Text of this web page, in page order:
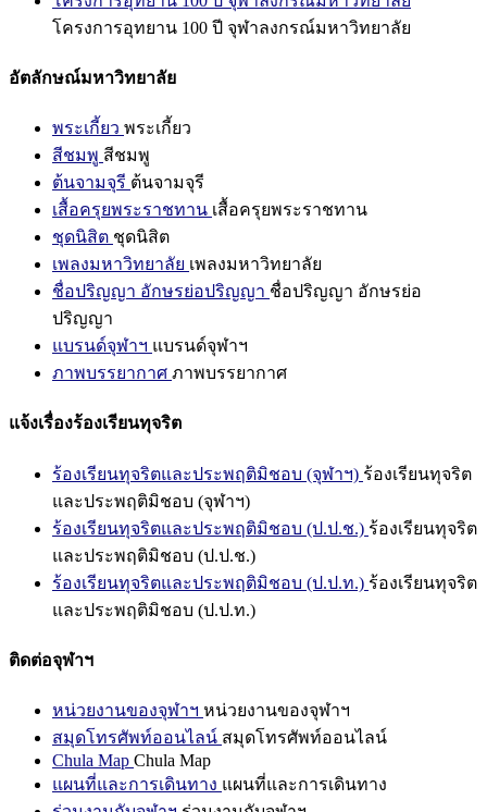
โครงการอุทยาน 100 ปี จุฬาลงกรณ์มหาวิทยาลัย
อัตลักษณ์มหาวิทยาลัย
พระเกี้ยว พระเกี้ยว
สีชมพู สีชมพู
ต้นจามจุรี ต้นจามจุรี
เสื้อครุยพระราชทาน เสื้อครุยพระราชทาน
ชุดนิสิต ชุดนิสิต
เพลงมหาวิทยาลัย เพลงมหาวิทยาลัย
ชื่อปริญญา อักษรย่อปริญญา ชื่อปริญญา อักษรย่อ
ปริญญา
แบรนด์จุฬาฯ แบรนด์จุฬาฯ
ภาพบรรยากาศ ภาพบรรยากาศ
แจ้งเรื่องร้องเรียนทุจริต
ร้องเรียนทุจริตและประพฤติมิชอบ (จุฬาฯ) ร้องเรียนทุจริต
และประพฤติมิชอบ (จุฬาฯ)
ร้องเรียนทุจริตและประพฤติมิชอบ (ป.ป.ช.) ร้องเรียนทุจริต
และประพฤติมิชอบ (ป.ป.ช.)
ร้องเรียนทุจริตและประพฤติมิชอบ (ป.ป.ท.) ร้องเรียนทุจริต
และประพฤติมิชอบ (ป.ป.ท.)
ติดต่อจุฬาฯ
หน่วยงานของจุฬาฯ หน่วยงานของจุฬาฯ
สมุดโทรศัพท์ออนไลน์ สมุดโทรศัพท์ออนไลน์
Chula Map Chula Map
แผนที่และการเดินทาง แผนที่และการเดินทาง